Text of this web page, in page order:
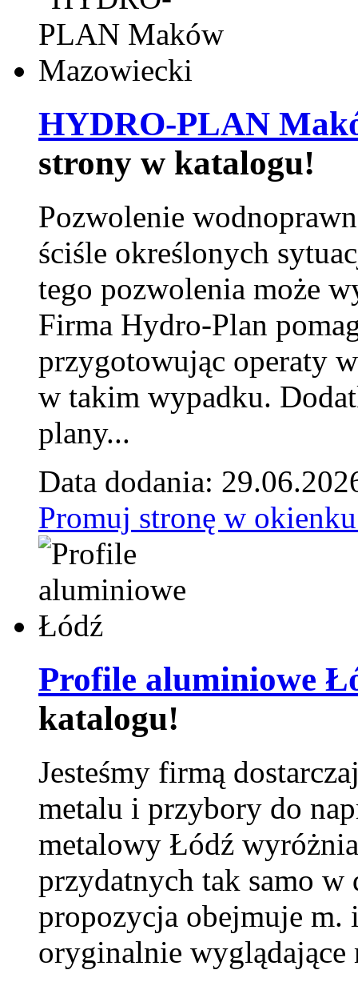
HYDRO-PLAN
strony w katalogu!
Pozwolenie
ściśle określonych
tego pozwolenia może
Firma Hydro-Plan
przygotowując operaty
w takim wypadku.
plany...
Data dodania:
Promuj stronę w
Profile aluminiowe
katalogu!
Jesteśmy firmą
metalu i przybory do
metalowy Łódź
przydatnych tak samo w
propozycja obejmuje m.
oryginalnie wyglądające